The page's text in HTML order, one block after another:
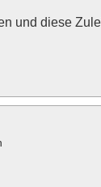
und diese